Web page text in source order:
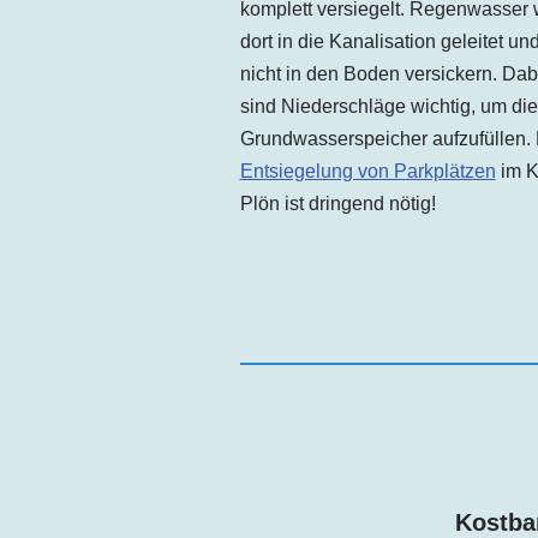
komplett versiegelt. Regenwasser
dort in die Kanalisation geleitet
nicht in den Boden versickern.
sind Niederschläge wichtig, um die
Grundwasserspeicher aufzufüllen.
Entsiegelung von Parkplätzen im
Plön ist dringend nötig!